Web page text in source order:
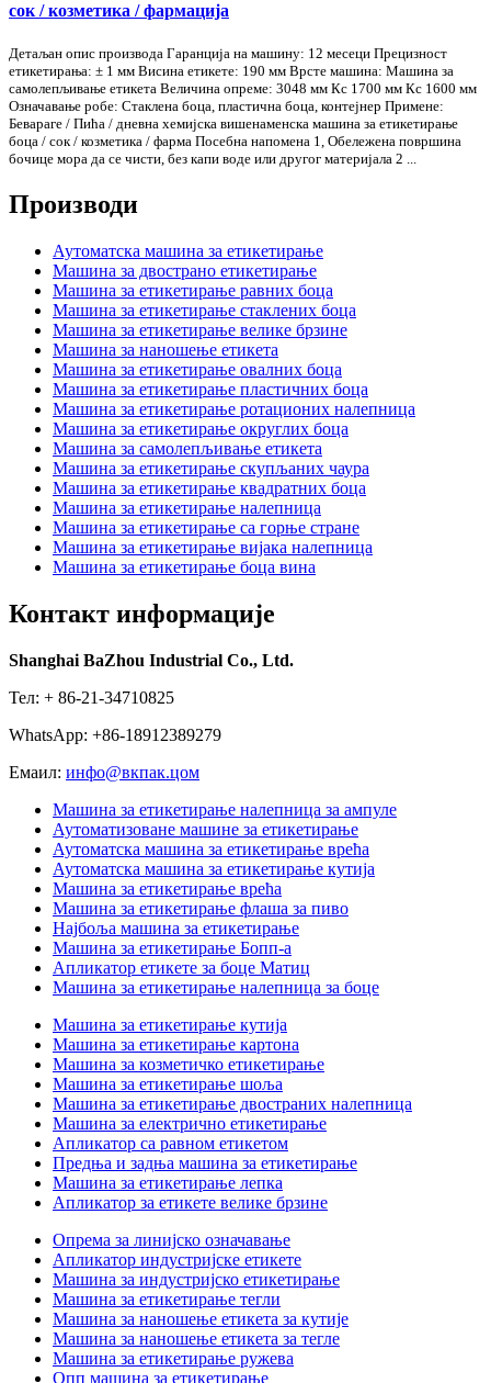
сок / козметика / фармација
Детаљан опис производа Гаранција на машину: 12 месеци Прецизност
етикетирања: ± 1 мм Висина етикете: 190 мм Врсте машина: Машина за
самолепљивање етикета Величина опреме: 3048 мм Кс 1700 мм Кс 1600 мм
Означавање робе: Стаклена боца, пластична боца, контејнер Примене:
Бевараге / Пића / дневна хемијска вишенаменска машина за етикетирање
боца / сок / козметика / фарма Посебна напомена 1, Обележена површина
бочице мора да се чисти, без капи воде или другог материјала 2 ...
Производи
Аутоматска машина за етикетирање
Машина за двострано етикетирање
Машина за етикетирање равних боца
Машина за етикетирање стаклених боца
Машина за етикетирање велике брзине
Машина за наношење етикета
Машина за етикетирање овалних боца
Машина за етикетирање пластичних боца
Машина за етикетирање ротационих налепница
Машина за етикетирање округлих боца
Машина за самолепљивање етикета
Машина за етикетирање скупљаних чаура
Машина за етикетирање квадратних боца
Машина за етикетирање налепница
Машина за етикетирање са горње стране
Машина за етикетирање вијака налепница
Машина за етикетирање боца вина
Контакт информације
Shanghai BaZhou Industrial Co., Ltd.
Тел: + 86-21-34710825
WhatsApp: +86-18912389279
Емаил: инфо@вкпак.цом
Машина за етикетирање налепница за ампуле
Аутоматизоване машине за етикетирање
Аутоматска машина за етикетирање врећа
Аутоматска машина за етикетирање кутија
Машина за етикетирање врећа
Машина за етикетирање флаша за пиво
Најбоља машина за етикетирање
Машина за етикетирање Бопп-а
Апликатор етикете за боце Матиц
Машина за етикетирање налепница за боце
Машина за етикетирање кутија
Машина за етикетирање картона
Машина за козметичко етикетирање
Машина за етикетирање шоља
Машина за етикетирање двостраних налепница
Машина за електрично етикетирање
Апликатор са равном етикетом
Предња и задња машина за етикетирање
Машина за етикетирање лепка
Апликатор за етикете велике брзине
Опрема за линијско означавање
Апликатор индустријске етикете
Машина за индустријско етикетирање
Машина за етикетирање тегли
Машина за наношење етикета за кутије
Машина за наношење етикета за тегле
Машина за етикетирање ружева
Опп машина за етикетирање